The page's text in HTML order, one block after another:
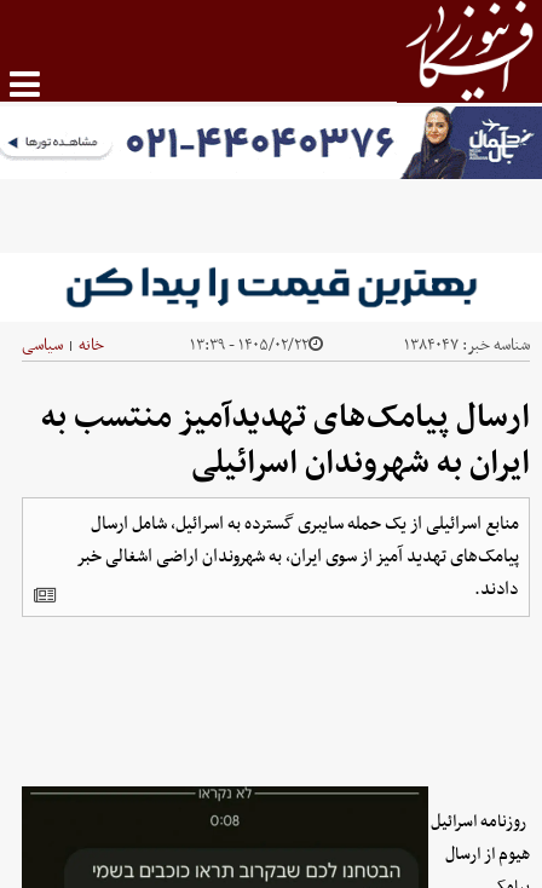
شناسه خبر:۱۳۸۴۰۴۷ ۱۴۰۵/۰۲/۲۲ - ۱۳:۳۹ خانه | سیاسی
ارسال پیامک‌های تهدیدآمیز منتسب به
ایران به شهروندان اسرائیلی
منابع اسرائیلی از یک حمله سایبری گسترده به اسرائیل، شامل ارسال
پیامک‌های تهدید آمیز از سوی ایران، به شهروندان اراضی اشغالی خبر
دادند.
روزنامه اسرائیل
هیوم از ارسال